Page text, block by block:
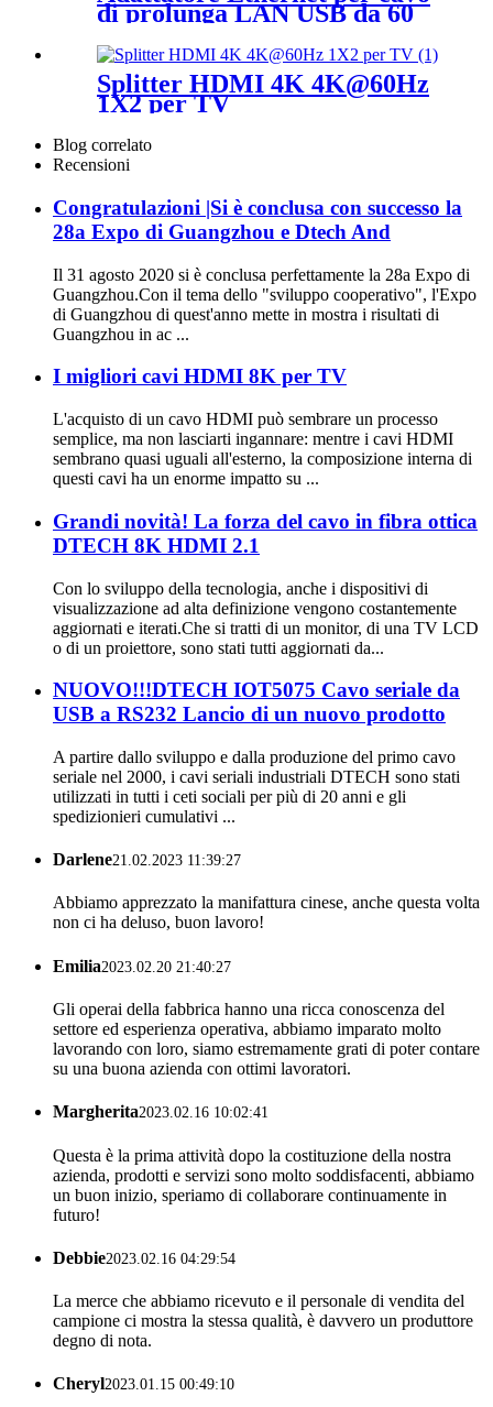
di prolunga LAN USB da 60
Splitter HDMI 4K 4K@60Hz
1X2 per TV
Blog correlato
Recensioni
Congratulazioni |Si è conclusa con successo la
28a Expo di Guangzhou e Dtech And
Il 31 agosto 2020 si è conclusa perfettamente la 28a Expo di
Guangzhou.Con il tema dello "sviluppo cooperativo", l'Expo
di Guangzhou di quest'anno mette in mostra i risultati di
Guangzhou in ac ...
I migliori cavi HDMI 8K per TV
L'acquisto di un cavo HDMI può sembrare un processo
semplice, ma non lasciarti ingannare: mentre i cavi HDMI
sembrano quasi uguali all'esterno, la composizione interna di
questi cavi ha un enorme impatto su ...
Grandi novità! La forza del cavo in fibra ottica
DTECH 8K HDMI 2.1
Con lo sviluppo della tecnologia, anche i dispositivi di
visualizzazione ad alta definizione vengono costantemente
aggiornati e iterati.Che si tratti di un monitor, di una TV LCD
o di un proiettore, sono stati tutti aggiornati da...
NUOVO!!!DTECH IOT5075 Cavo seriale da
USB a RS232 Lancio di un nuovo prodotto
A partire dallo sviluppo e dalla produzione del primo cavo
seriale nel 2000, i cavi seriali industriali DTECH sono stati
utilizzati in tutti i ceti sociali per più di 20 anni e gli
spedizionieri cumulativi ...
Darlene21.02.2023 11:39:27
Abbiamo apprezzato la manifattura cinese, anche questa volta
non ci ha deluso, buon lavoro!
Emilia2023.02.20 21:40:27
Gli operai della fabbrica hanno una ricca conoscenza del
settore ed esperienza operativa, abbiamo imparato molto
lavorando con loro, siamo estremamente grati di poter contare
su una buona azienda con ottimi lavoratori.
Margherita2023.02.16 10:02:41
Questa è la prima attività dopo la costituzione della nostra
azienda, prodotti e servizi sono molto soddisfacenti, abbiamo
un buon inizio, speriamo di collaborare continuamente in
futuro!
Debbie2023.02.16 04:29:54
La merce che abbiamo ricevuto e il personale di vendita del
campione ci mostra la stessa qualità, è davvero un produttore
degno di nota.
Cheryl2023.01.15 00:49:10